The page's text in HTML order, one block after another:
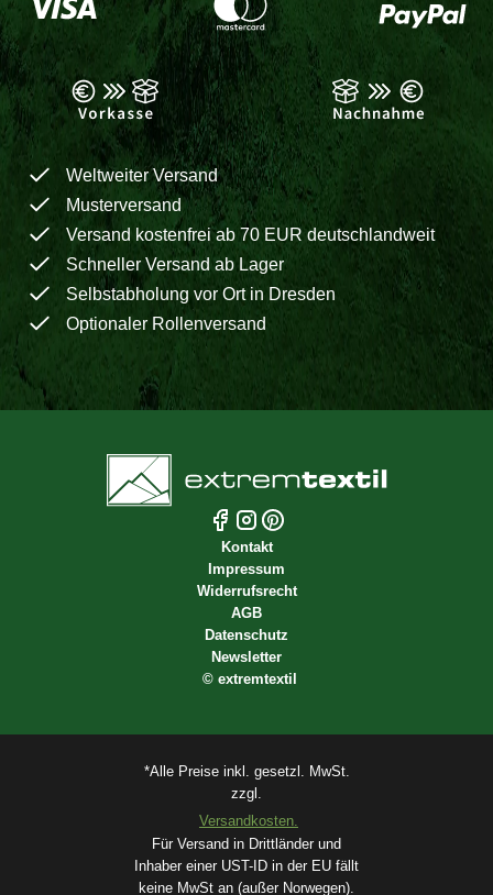
Weltweiter Versand
Musterversand
Versand kostenfrei ab 70 EUR deutschlandweit
Schneller Versand ab Lager
Selbstabholung vor Ort in Dresden
Optionaler Rollenversand
Kontakt
Impressum
Widerrufsrecht
AGB
Datenschutz
Newsletter
© extremtextil
*Alle Preise inkl. gesetzl. MwSt.
zzgl.
Versandkosten.
Für Versand in Drittländer und
Inhaber einer UST-ID in der EU fällt
keine MwSt an (außer Norwegen).